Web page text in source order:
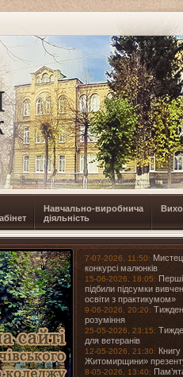
Навчально-виробнича
діяльність
7-07-2026, 11:50:
конкурсі малюнків
15-06-2026, 18:05:
підбили підсумки
освіти з практикумом»
9-06-2026, 20:20:
розуміння
25-05-2026, 23:15:
для ветеранів
12-05-2026, 21:30: Книгу
Житомирщини»
8-05-2026, 13:40: